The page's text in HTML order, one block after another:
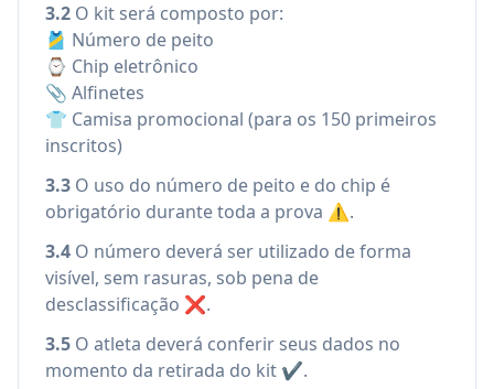
3.2 O kit será composto por:
🎽 Número de peito
⌚ Chip eletrônico
📎 Alfinetes
👕 Camisa promocional (para os 150 primeiros
inscritos)
3.3 O uso do número de peito e do chip é
obrigatório durante toda a prova ⚠️.
3.4 O número deverá ser utilizado de forma
visível, sem rasuras, sob pena de
desclassificação ❌.
3.5 O atleta deverá conferir seus dados no
momento da retirada do kit ✔️.